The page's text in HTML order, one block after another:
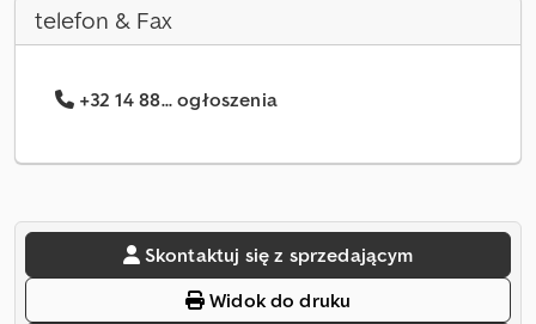
telefon & Fax
+32 14 88... ogłoszenia
Skontaktuj się z sprzedającym
Widok do druku